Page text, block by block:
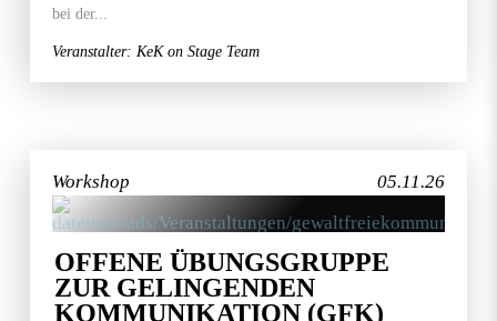
bei der...
Veranstalter: KeK on Stage Team
05.11.26
Workshop
OFFENE ÜBUNGSGRUPPE
ZUR GELINGENDEN
KOMMUNIKATION (GFK)